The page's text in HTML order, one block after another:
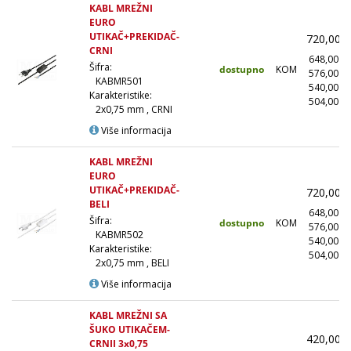
KABL MREŽNI
EURO
UTIKAČ+PREKIDAČ-
CRNI
Šifra:
KABMR501
Karakteristike:
2x0,75 mm , CRNI
Više informacija
dostupno KOM
720,00
648,00
576,00
540,00
504,00
KABL MREŽNI
EURO
UTIKAČ+PREKIDAČ-
BELI
Šifra:
KABMR502
Karakteristike:
2x0,75 mm , BELI
Više informacija
dostupno KOM
720,00
648,00
576,00
540,00
504,00
KABL MREŽNI SA
ŠUKO UTIKAČEM-
CRNII 3x0,75
420,00